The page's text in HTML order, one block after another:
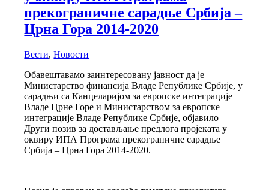
прекограничне сарадње Србија –
Црна Гора 2014-2020
Вести,Новости
Обавештавамо заинтересовану јавност да је
Министарство финансија Владе Републике Србије, у
сарадњи са Канцеларијом за европске интеграције
Владе Црне Горе и Министарством за европске
интеграције Владе Републике Србије, објавило
Други позив за достављање предлога пројеката у
оквиру ИПА Програма прекограничне сарадње
Србија – Црна Гора 2014-2020.